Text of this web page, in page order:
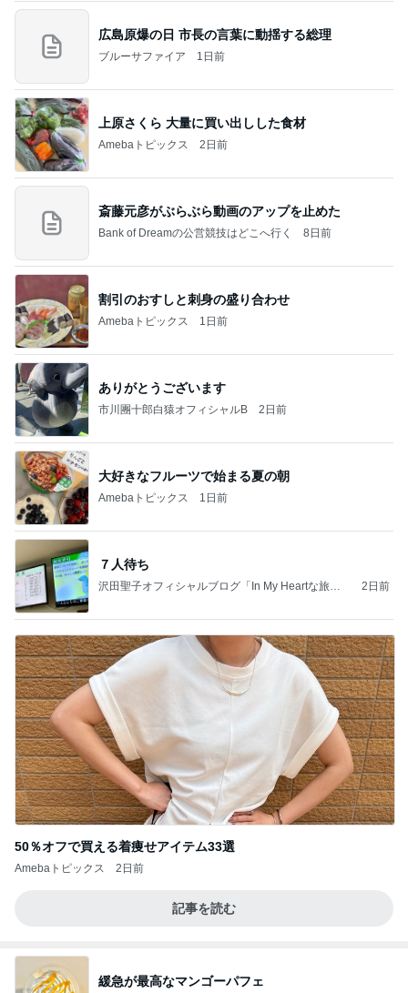
広島原爆の日 市長の言葉に動揺する総理
ブルーサファイア 1日前
上原さくら 大量に買い出しした食材
Amebaトピックス 2日前
斎藤元彦がぶらぶら動画のアップを止めた
Bank of Dreamの公営競技はどこへ行く 8日前
割引のおすしと刺身の盛り合わせ
Amebaトピックス 1日前
ありがとうございます
市川團十郎白猿オフィシャルB 2日前
大好きなフルーツで始まる夏の朝
Amebaトピックス 1日前
７人待ち
沢田聖子オフィシャルブログ「In My Heartな旅日
2日前
50％オフで買える着痩せアイテム33選
Amebaトピックス 2日前
記事を読む
緩急が最高なマンゴーパフェ